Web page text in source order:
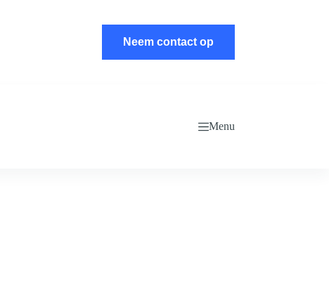
Neem contact op
Menu